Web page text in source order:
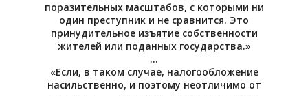
поразительных масштабов, с которыми ни
один преступник и не сравнится. Это
принудительное изъятие собственности
жителей или поданных государства.»
…
«Если, в таком случае, налогообложение
насильственно, и поэтому неотличимо от